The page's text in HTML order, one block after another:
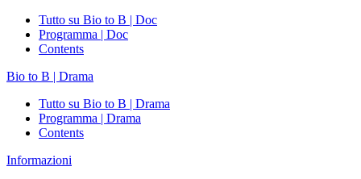
Tutto su Bio to B | Doc
Programma | Doc
Contents
Bio to B | Drama
Tutto su Bio to B | Drama
Programma | Drama
Contents
Informazioni